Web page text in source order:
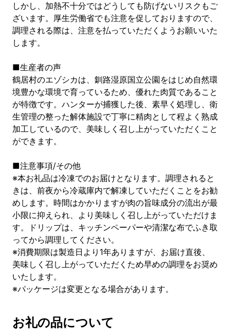
しかし、加熱不十分ではどうしても防げないリスクもご
ざいます。厚生労働省でも注意を促しておりますので、
調理される際は、注意を払っていただくようお願いいた
します。
■生産者の声
鶴居村のエゾシカは、釧路湿原国立公園をはじめ自然環
境豊かな環境で育っているため、優れた肉質であること
が特徴です。ハンターが捕獲した後、素早く処理し、衛
生管理の整った解体施設で丁寧に精肉として程よく熟成
加工しているので、美味しく召し上がっていただくこと
ができます。
■注意事項/その他
※本お礼品は冷凍でのお届けとなります。調理されると
きは、前夜から冷蔵庫内で解凍していただくことをお勧
めします。時間はかかりますが肉の旨味成分の流出が最
小限に抑えられ、より美味しく召し上がっていただけま
す。ドリップは、キッチンペーパーや清潔な布でふき取
ってから調理してください。
※消費期限は製造日より1年ありますが、お届け直後、
美味しく召し上がっていただくため早めの調理をお奨め
いたします。
※パッケージは変更となる場合があります。
お礼の品について